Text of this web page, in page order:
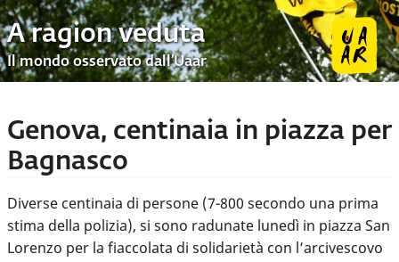
A ragion veduta
Il mondo osservato dall’Uaar
Genova, centinaia in piazza per
Bagnasco
Diverse centinaia di persone (7-800 secondo una prima
stima della polizia), si sono radunate lunedì in piazza San
Lorenzo per la fiaccolata di solidarietà con l’arcivescovo